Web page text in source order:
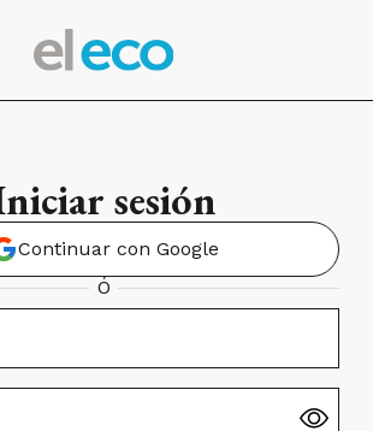
sesión
Continuar con Google
Ó